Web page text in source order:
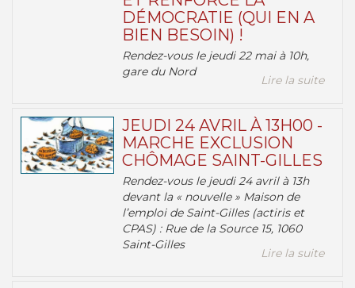
DÉMOCRATIE (QUI EN A
BIEN BESOIN) !
Rendez-vous le jeudi 22 mai à 10h,
gare du Nord
Lire la suite
JEUDI 24 AVRIL À 13H00 -
MARCHE EXCLUSION
CHÔMAGE SAINT-GILLES
Rendez-vous le jeudi 24 avril à 13h
devant la « nouvelle » Maison de
l’emploi de Saint-Gilles (actiris et
CPAS) : Rue de la Source 15, 1060
Saint-Gilles
Lire la suite